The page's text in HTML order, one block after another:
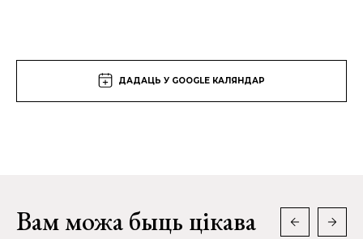
ДАДАЦЬ У GOOGLE КАЛЯНДАР
Вам можа быць цікава